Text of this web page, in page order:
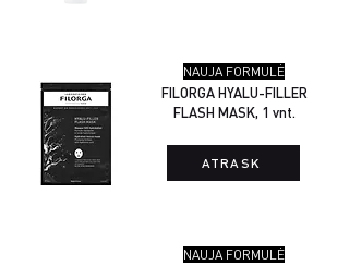
NAUJA FORMULĖ
FILORGA HYALU-FILLER
FLASH MASK, 1 vnt.
ATRASK
NAUJA FORMULĖ